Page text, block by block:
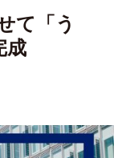
て「う
成